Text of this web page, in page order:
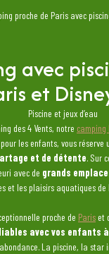
proche de Paris avec
avec
et
Piscine et jeux d’eau
des 4 Vents, notre camping
pour les enfants, vous réserve
et de détente. Sur
avec de grands
et les plaisirs aquatiques de
proche de Paris et
avec vos enfants
La piscine, la